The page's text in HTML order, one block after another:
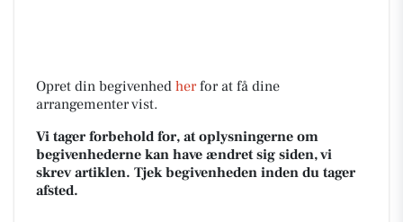
Opret din begivenhed herfor at få dine
arrangementer vist.
Vi tager forbehold for, at oplysningerne om
begivenhederne kan have ændret sig siden, vi
skrev artiklen. Tjek begivenheden inden du tager
afsted.